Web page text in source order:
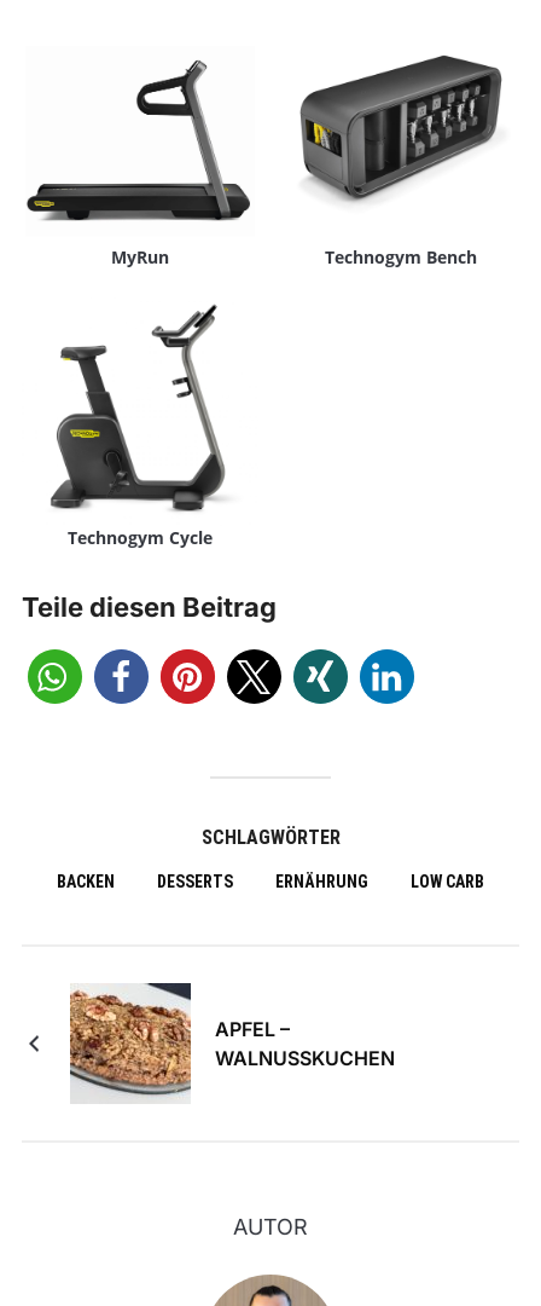
MyRun Technogym Bench
Technogym Cycle
Teile diesen Beitrag
SCHLAGWÖRTER
BACKEN DESSERTS ERNÄHRUNG LOW CARB
APFEL –
WALNUSSKUCHEN
AUTOR